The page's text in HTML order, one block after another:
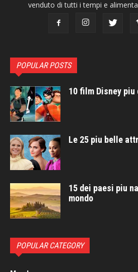
venduto di tutti i tempi e
POPULAR POSTS
10 film Disney
Le 25 piu belle
15 dei paesi piu
mondo
POPULAR CATEGORY